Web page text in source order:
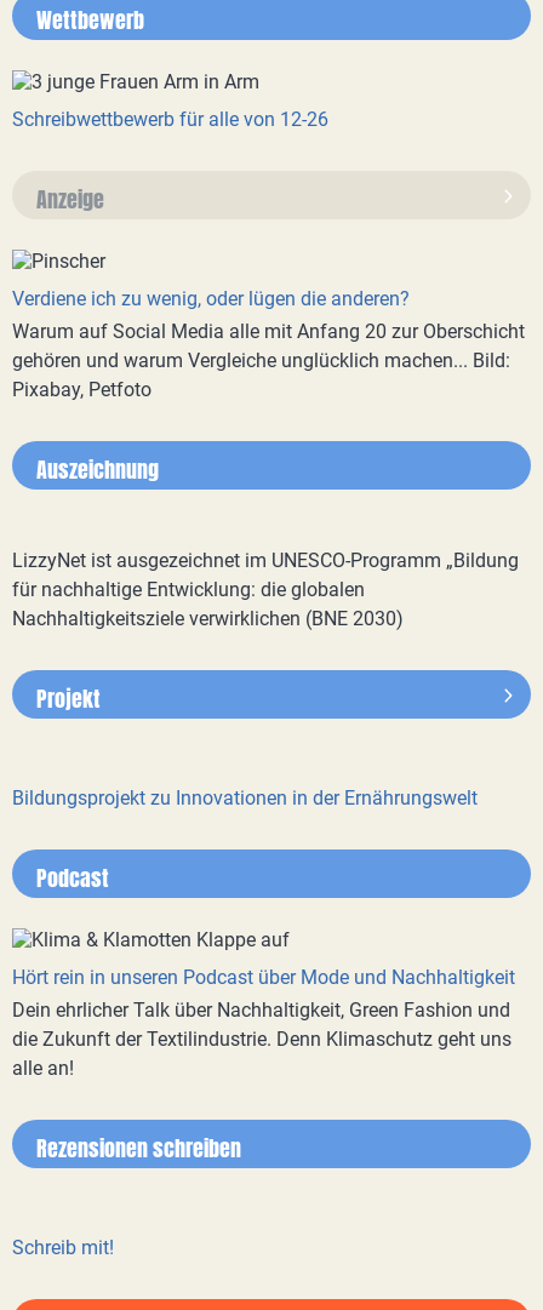
Wettbewerb
Schreibwettbewerb für alle von 12-26
Anzeige
Verdiene ich zu wenig, oder lügen die anderen?
Warum auf Social Media alle mit Anfang 20 zur Oberschicht
gehören und warum Vergleiche unglücklich machen... Bild:
Pixabay, Petfoto
Auszeichnung
LizzyNet ist ausgezeichnet im UNESCO-Programm „Bildung
für nachhaltige Entwicklung: die globalen
Nachhaltigkeitsziele verwirklichen (BNE 2030)
Projekt
Bildungsprojekt zu Innovationen in der Ernährungswelt
Podcast
Hört rein in unseren Podcast über Mode und Nachhaltigkeit
Dein ehrlicher Talk über Nachhaltigkeit, Green Fashion und
die Zukunft der Textilindustrie. Denn Klimaschutz geht uns
alle an!
Rezensionen schreiben
Schreib mit!